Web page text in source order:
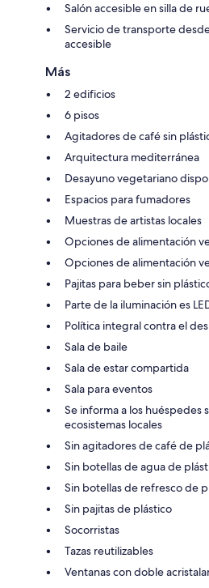
Salón accesible en silla de
Servicio de transporte
accesible
Más
2 edificios
6 pisos
Agitadores de café sin
Arquitectura mediterránea
Desayuno vegetariano
Espacios para fumadores
Muestras de artistas locales
Opciones de alimentación
Opciones de alimentación
Pajitas para beber sin
Parte de la iluminación es
Política integral contra el
Sala de baile
Sala de estar compartida
Sala para eventos
Se informa a los huéspedes
ecosistemas locales
Sin agitadores de café de
Sin botellas de agua de
Sin botellas de refresco de
Sin pajitas de plástico
Socorristas
Tazas reutilizables
Ventanas con doble